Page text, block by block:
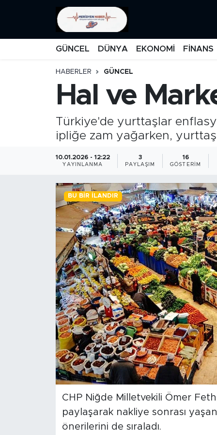
GÜNCEL DÜNYA EKONOMİ FİNANS
HABERLER GÜNCEL
Hal ve
Türkiye'de yurttaşlar
ipliğe zam yağarken,
10.01.2026 - 12:22
YAYINLANMA
3
PAYLAŞIM
16
GÖSTERIM
BU BIR İLANDIR
CHP Niğde Milletvekili Ömer
paylaşarak nakliye sonrası
önerilerini de sıraladı.
MANŞET
FİNANS
DÜNYA
GÜNCEL
KARİKATÜR
BİLİM-TEKNOLOJİ
RÖPÖRTAJ
ANALİZ
NOSTALJİ
YAZARLAR
POLİTİKA
İstanbul Namaz Vakitleri
Süper Lig Puan Durumu ve Fikstür
Tüm Manşetler
Son Dakika Haberleri
Haber Arşivi